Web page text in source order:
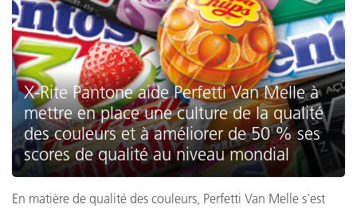
X-Rite Pantone aide Perfetti Van Melle à
mettre en place une culture de la qualité
des couleurs et à améliorer de 50 % ses
scores de qualité au niveau mondial
En matière de qualité des couleurs, Perfetti Van Melle s'est